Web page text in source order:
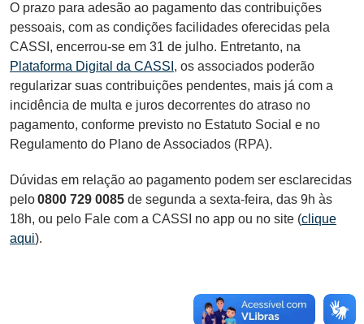
O prazo para adesão ao pagamento das contribuições
pessoais, com as condições facilidades oferecidas pela
CASSI, encerrou-se em 31 de julho. Entretanto, na
Plataforma Digital da CASSI , os associados poderão
regularizar suas contribuições pendentes, mais já com a
incidência de multa e juros decorrentes do atraso no
pagamento, conforme previsto no Estatuto Social e no
Regulamento do Plano de Associados (RPA).
Dúvidas em relação ao pagamento podem ser esclarecidas
pelo0800 729 0085 de segunda a sexta-feira, das 9h às
18h, ou pelo Fale com a CASSI no app ou no site (clique
aqui).